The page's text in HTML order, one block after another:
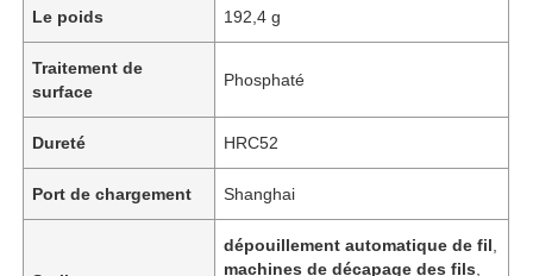
Le poids 192,4 g
Traitement de
surface
Phosphaté
Dureté HRC52
Port de chargement Shanghai
dépouillement automatique de fil
machines de décapage des fils